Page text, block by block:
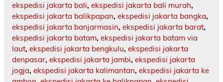
ekspedisi jakarta bali, ekspedisi jakarta bali murah,
ekspedisi jakarta balikpapan, ekspedisi jakarta bangka,
ekspedisi jakarta banjarmasin, ekspedisi jakarta barat,
ekspedisi jakarta batam, ekspedisi jakarta batam via
laut, ekspedisi jakarta bengkulu, ekspedisi jakarta
denpasar, ekspedisi jakarta jambi, ekspedisi jakarta
jogja, ekspedisi jakarta kalimantan, ekspedisi jakarta ke